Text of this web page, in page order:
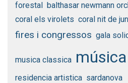
forestal balthasar newmann
coral els virolets coral nit de
fires i congressos gala
musica classica música
residencia artistica sardanova